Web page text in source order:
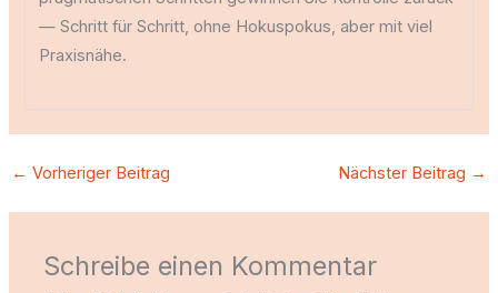
— Schritt für Schritt, ohne Hokuspokus, aber mit viel
Praxisnähe.
← Vorheriger Beitrag Nächster Beitrag →
Schreibe einen Kommentar